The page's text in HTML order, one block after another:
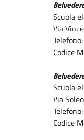
Scuola
Via
Codice
Scuola
Via
Codice